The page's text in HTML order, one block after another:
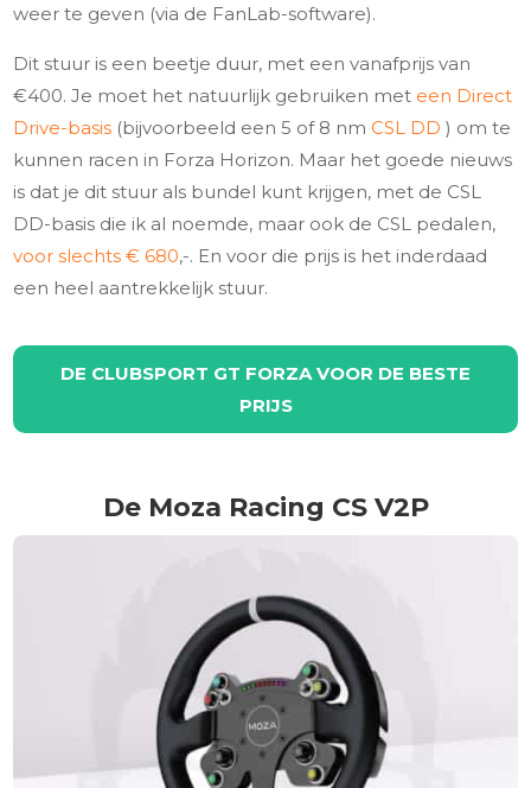
weer te geven (via de FanLab-software).
Dit stuur is een beetje duur, met een vanafprijs van
€400. Je moet het natuurlijk gebruiken met een Direct
Drive-basis (bijvoorbeeld een 5 of 8 nm CSL DD ) om te
kunnen racen in Forza Horizon. Maar het goede nieuws
is dat je dit stuur als bundel kunt krijgen, met de CSL
DD-basis die ik al noemde, maar ook de CSL pedalen,
voor slechts € 680,-. En voor die prijs is het inderdaad
een heel aantrekkelijk stuur.
DE CLUBSPORT GT FORZA VOOR DE BESTE
PRIJS
De Moza Racing CS V2P